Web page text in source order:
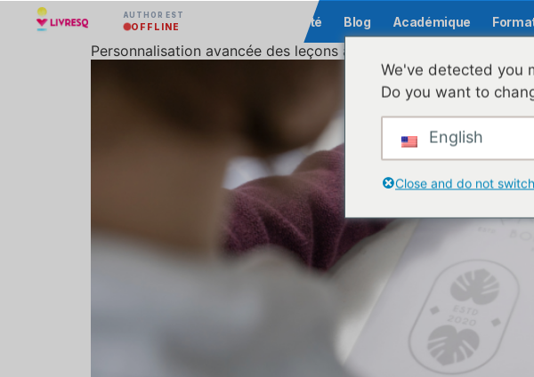
AUTHOR EST
OFFLINE Communauté Blog Académique
Personnalisation avancée des leçons à l'aide de thèmes, de
We've detected you
Do you want to
English
Close and do not